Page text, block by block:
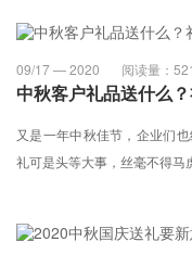
09/17 — 2020 阅读量： 521
中秋客户礼品送什么
又是一年中秋佳节，企业们
礼可是头等大事，丝毫不得马